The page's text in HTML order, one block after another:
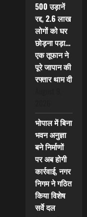
500 उड़ानें
रद्द, 2.6 लाख
लोगों को घर
छोड़ना पड़ा…
एक तूफान ने
पूरे जापान की
रफ्तार थाम दी
भोपाल में बिना
भवन अनुज्ञा
बने निर्माणों
पर अब होगी
कार्रवाई, नगर
निगम ने गठित
किया विशेष
सर्वे दल